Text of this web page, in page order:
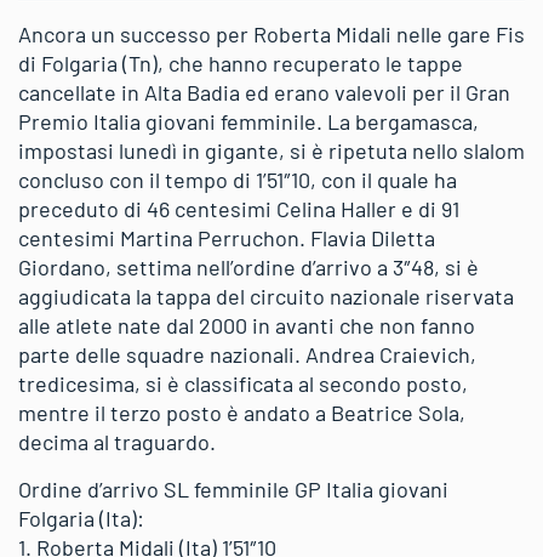
Ancora un successo per Roberta Midali nelle gare Fis
di Folgaria (Tn), che hanno recuperato le tappe
cancellate in Alta Badia ed erano valevoli per il Gran
Premio Italia giovani femminile. La bergamasca,
impostasi lunedì in gigante, si è ripetuta nello slalom
concluso con il tempo di 1’51″10, con il quale ha
preceduto di 46 centesimi Celina Haller e di 91
centesimi Martina Perruchon. Flavia Diletta
Giordano, settima nell’ordine d’arrivo a 3″48, si è
aggiudicata la tappa del circuito nazionale riservata
alle atlete nate dal 2000 in avanti che non fanno
parte delle squadre nazionali. Andrea Craievich,
tredicesima, si è classificata al secondo posto,
mentre il terzo posto è andato a Beatrice Sola,
decima al traguardo.
Ordine d’arrivo SL femminile GP Italia giovani
Folgaria (Ita):
1. Roberta Midali (Ita) 1’51″10